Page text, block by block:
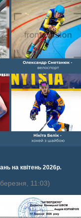
на квітень 2026р.
11:03)